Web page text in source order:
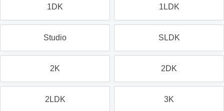
1DK 1LDK
Studio SLDK
2K 2DK
2LDK 3K